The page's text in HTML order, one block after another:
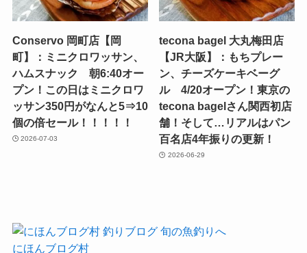
Conservo 岡町店【岡
町】：ミニクロワッサン、
ハムスナック 朝6:40オー
プン！この日はミニクロワ
ッサン350円がなんと5⇒10
個の倍セール！！！！！
2026-07-03
tecona bagel 大丸梅田店
【JR大阪】：もちプレー
ン、チーズケーキベーグ
ル 4/20オープン！東京の
tecona bagelさん関西初店
舗！そして…リアルはパン
百名店4年振りの更新！
2026-06-29
にほんブログ村